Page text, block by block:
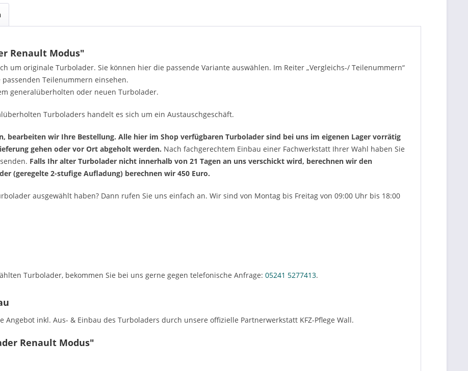
Renault Modus"
um originale Turbolader. Sie können hier die passende Variante auswählen. Im Reiter „Vergleichs-/ Teilenummern“
Teilenummern einsehen.
generalüberholten oder neuen Turbolader.
Turboladers handelt es sich um ein Austauschgeschäft.
bearbeiten wir Ihre Bestellung. Alle hier im Shop verfügbaren Turbolader sind bei uns im eigenen Lager vorrätig
gehen oder vor Ort abgeholt werden. Nach fachgerechtem Einbau einer Fachwerkstatt Ihrer Wahl haben Sie
Falls Ihr alter Turbolader nicht innerhalb von 21 Tagen an uns verschickt wird, berechnen wir den
(geregelte 2-stufige Aufladung) berechnen wir 450 Euro.
ausgewählt haben? Dann rufen Sie uns einfach an. Wir sind von Montag bis Freitag von 09:00 Uhr bis 18:00
Turbolader, bekommen Sie bei uns gerne gegen telefonische Anfrage: 05241 5277413.
Angebot inkl. Aus- & Einbau des Turboladers durch unsere offizielle Partnerwerkstatt KFZ-Pflege Wall.
Renault Modus"